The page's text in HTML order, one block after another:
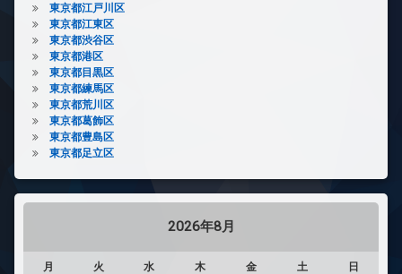
東京都江戸川区
東京都江東区
東京都渋谷区
東京都港区
東京都目黒区
東京都練馬区
東京都荒川区
東京都葛飾区
東京都豊島区
東京都足立区
2026年8月
月 火 水 木 金 土 日